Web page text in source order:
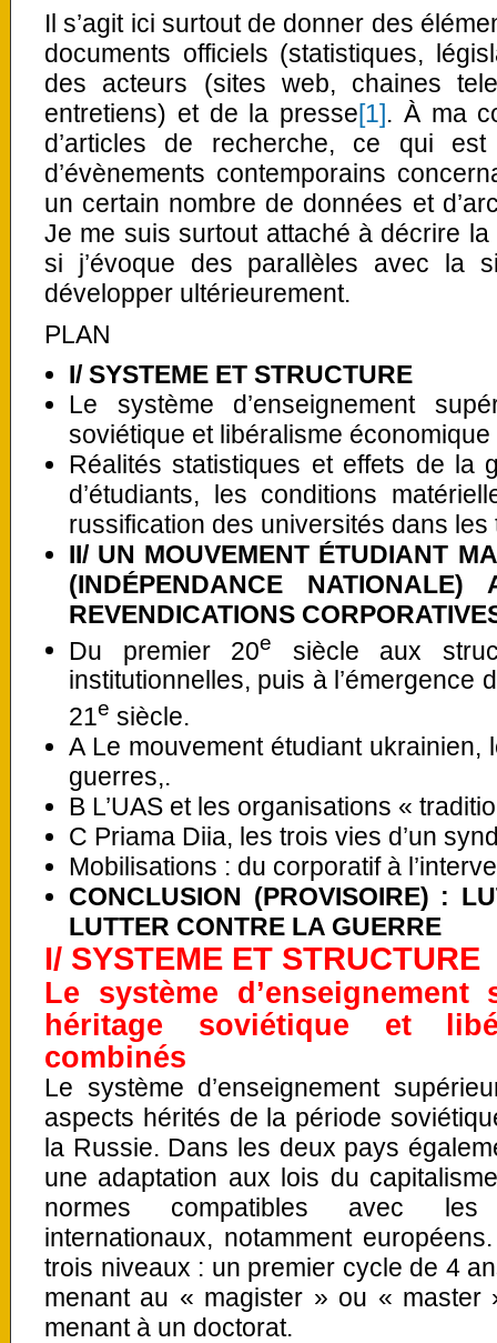
Il s’agit ici surtout de donner des
documents officiels (statistiques,
des acteurs (sites web, chaines
entretiens) et de la presse[1]. À ma
d’articles de recherche, ce qui est
d’évènements contemporains
un certain nombre de données et
Je me suis surtout attaché à décrire
si j’évoque des parallèles avec la
développer ultérieurement.
PLAN
I/ SYSTEME ET STRUCTURE
Le système d’enseignement
soviétique et libéralisme
Réalités statistiques et effets de la
d’étudiants, les conditions
russification des universités dans
II/ UN MOUVEMENT ÉTUDIANT
(INDÉPENDANCE
REVENDICATIONS
Du premier 20e
siècle aux
institutionnelles, puis à l’émergence
21e siècle.
A Le mouvement étudiant ukrainien,
guerres,.
B L’UAS et les organisations «
C Priama Diia, les trois vies d’un
Mobilisations : du corporatif à
CONCLUSION (PROVISOIRE) :
LUTTER CONTRE LA GUERRE
I/ SYSTEME ET STRUCTURE
Le système
héritage soviétique et
combinés
Le système d’enseignement
aspects hérités de la période
la Russie. Dans les deux pays
une adaptation aux lois du
normes compatibles avec les
internationaux, notamment
trois niveaux : un premier cycle de 4
menant au « magister » ou « master
menant à un doctorat.